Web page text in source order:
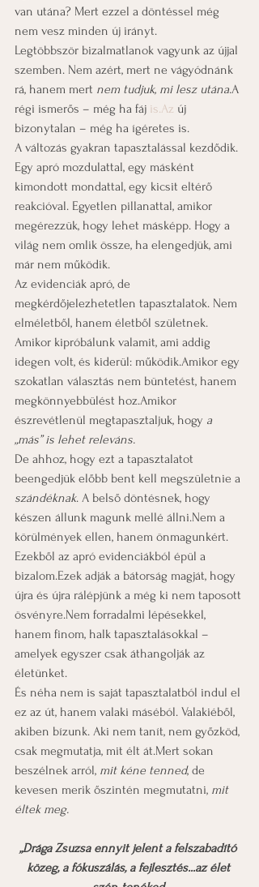
van utána? Mert ezzel a döntéssel még
nem vesz minden új irányt.
Legtöbbször bizalmatlanok vagyunk az újjal
szemben. Nem azért, mert ne vágyódnánk
rá, hanem mert nem tudjuk, mi lesz utána.A
régi ismerős – még ha fáj is.Az új
bizonytalan – még ha ígéretes is.
A változás gyakran tapasztalással kezdődik.
Egy apró mozdulattal, egy másként
kimondott mondattal, egy kicsit eltérő
reakcióval. Egyetlen pillanattal, amikor
megérezzük, hogy lehet másképp. Hogy a
világ nem omlik össze, ha elengedjük, ami
már nem működik.
Az evidenciák apró, de
megkérdőjelezhetetlen tapasztalatok. Nem
elméletből, hanem életből születnek.
Amikor kipróbálunk valamit, ami addig
idegen volt, és kiderül: működik.Amikor egy
szokatlan választás nem büntetést, hanem
megkönnyebbülést hoz.Amikor
észrevétlenül megtapasztaljuk, hogy a
„más” is lehet releváns.
De ahhoz, hogy ezt a tapasztalatot
beengedjük előbb bent kell megszületnie a
szándéknak. A belső döntésnek, hogy
készen állunk magunk mellé állni.Nem a
körülmények ellen, hanem önmagunkért.
Ezekből az apró evidenciákból épül a
bizalom.Ezek adják a bátorság magját, hogy
újra és újra rálépjünk a még ki nem taposott
ösvényre.Nem forradalmi lépésekkel,
hanem finom, halk tapasztalásokkal –
amelyek egyszer csak áthangolják az
életünket.
És néha nem is saját tapasztalatból indul el
ez az út, hanem valaki máséból. Valakiéből,
akiben bízunk. Aki nem tanít, nem győzköd,
csak megmutatja, mit élt át.Mert sokan
beszélnek arról, mit kéne tenned, de
kevesen merik őszintén megmutatni, mit
éltek meg.
„Drága Zsuzsa ennyit jelent a felszabadító
közeg, a fókuszálás, a fejlesztés...az élet